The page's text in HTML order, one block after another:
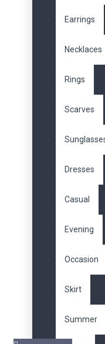
Earrings
Necklaces
Rings
Scarves
Dresses
Casual
Evening
Occasion
Skirt
Summer